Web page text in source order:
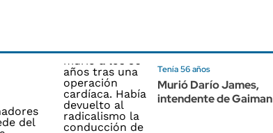
Tenía 56 años
Murió Darío James,
intendente de Gaiman